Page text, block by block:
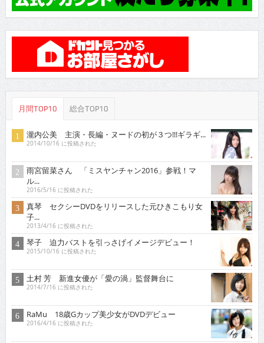
月間TOP10 総合TOP10
瀧内公美 主演・長編・ヌードの初が３つ!!!ギラギ...
2014/10/16 に投稿された
雨宮留菜さん 「ミスヤンチャン2016」参戦！マ
ル...
2016/5/16 に投稿された
真琴 セクシーDVDをリリースした元ひきこもり女
子...
2013/4/16 に投稿された
琴子 迫力バストを引っさげイメージデビュー！
2015/10/16 に投稿された
土村 芳 新進女優が「愛の渦」監督舞台に
2014/7/16 に投稿された
RaMu 18歳Gカップ美少女がDVDデビュー
2016/4/16 に投稿された